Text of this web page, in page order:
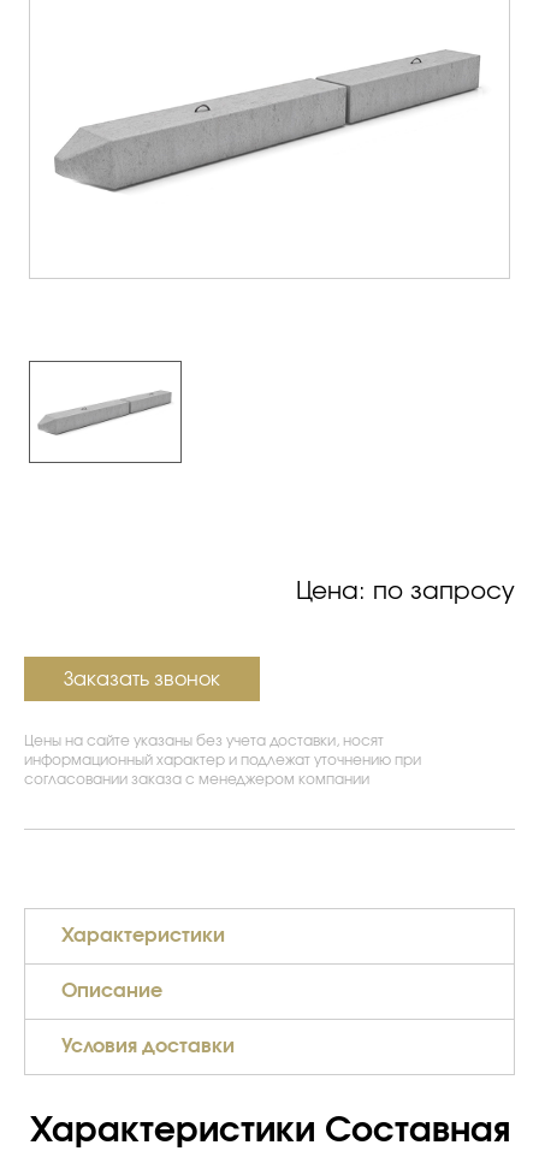
Цена: по запросу
Заказать звонок
Цены на сайте указаны без учета доставки, носят
информационный характер и подлежат уточнению при
согласовании заказа с менеджером компании
Характеристики
Описание
Условия доставки
Характеристики Составная